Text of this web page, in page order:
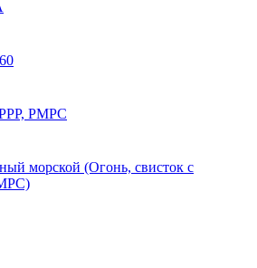
РРР, РМРС
морской (Огонь, свисток с